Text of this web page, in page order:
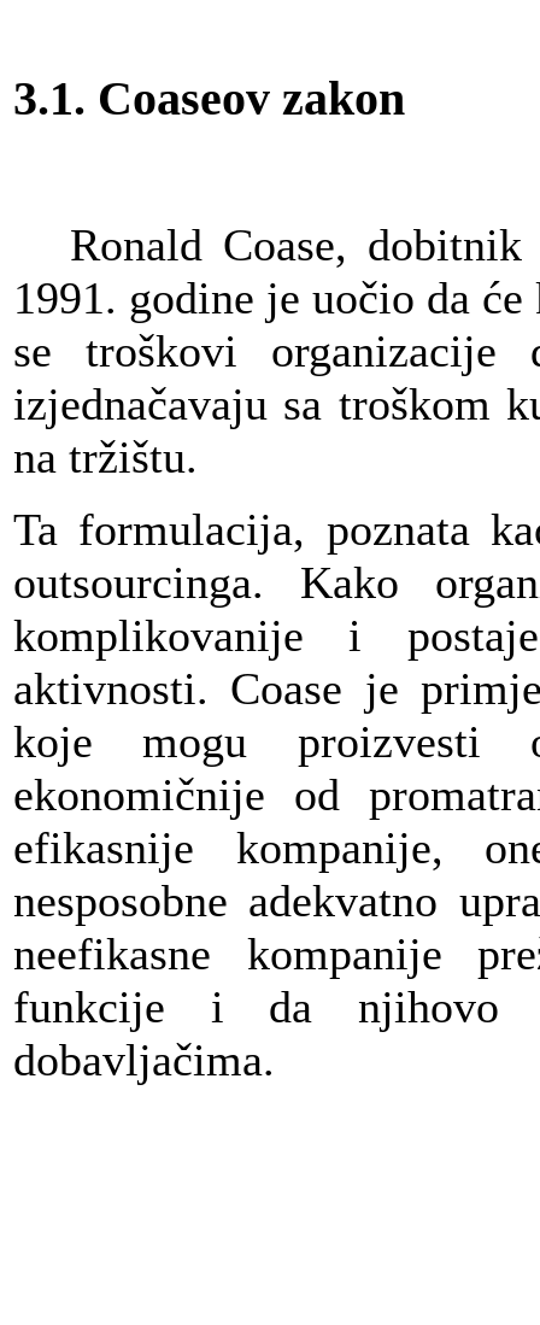
3.1. Coaseov zakon
Ronald Coase,
1991. godine je uočio da
se troškovi organizacije
izjednačavaju sa troškom
na tržištu.
Ta formulacija, poznata
outsourcinga. Kako
komplikovanije i
aktivnosti. Coase je
koje mogu proizvesti
ekonomičnije od
efikasnije kompanije,
nesposobne adekvatno
neefikasne kompanije
funkcije i da njihovo
dobavljačima.